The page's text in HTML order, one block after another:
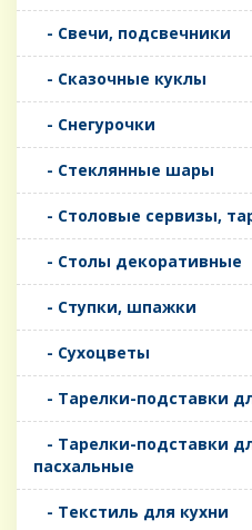
- Свечи, подсвечники
- Сказочные куклы
- Снегурочки
- Стеклянные шары
- Столовые сервизы,
- Столы декоративные
- Ступки, шпажки
- Сухоцветы
- Тарелки-подставки
- Тарелки-подставки
пасхальные
- Текстиль для кухни